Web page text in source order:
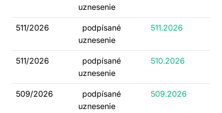
uznesenie
511/2026
podpísané
uznesenie
511.2026
511/2026
podpísané
uznesenie
510.2026
509/2026
podpísané
uznesenie
509.2026